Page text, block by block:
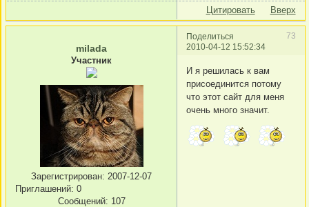
Цитировать Вверх
Поделиться
73
2010-04-12 15:52:34
milada
Участник
Зарегистрирован: 2007-12-07
Приглашений: 0
Сообщений: 107
И я решилась к вам
присоединится потому
что этот сайт для меня
очень много значит.